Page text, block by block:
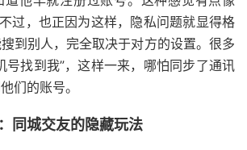
过，也正因为这样，隐私问题就显得格
到别人，完全取决于对方的设置。很多
号找到我”，这样一来，哪怕同步了通讯
们的账号。
同城交友的隐藏玩法